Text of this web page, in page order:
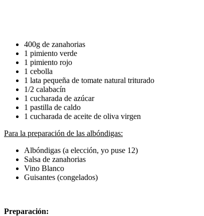
400g de zanahorias
1 pimiento verde
1 pimiento rojo
1 cebolla
1 lata pequeña de tomate natural triturado
1/2 calabacín
1 cucharada de azúcar
1 pastilla de caldo
1 cucharada de aceite de oliva virgen
Para la preparación de las albóndigas:
Albóndigas (a elección, yo puse 12)
Salsa de zanahorias
Vino Blanco
Guisantes (congelados)
Preparación: